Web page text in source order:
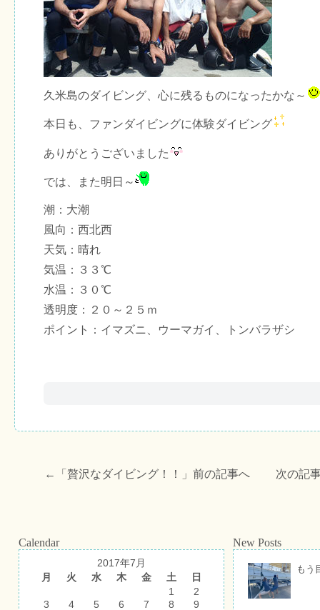
久米島のダイビング、心に残るものになったかな～
本日も、ファンダイビングに体験ダイビング
ありがとうございました
では、また明日～
潮：大潮
風向：西北西
天気：晴れ
気温：３３℃
水温：３０℃
透明度：２０～２５ｍ
ポイント：イマズニ、ウーマガイ、トンバラザシ
←「 贅沢なダイビング！！ 」前の記事へ 次の記
Calendar
2017年7月
月
火 水 木 金 土
日
1
2
3
4 5 6 7 8 9
New Posts
もう